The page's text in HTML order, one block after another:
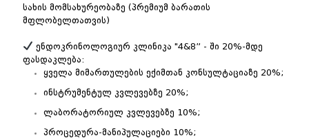
სახის მომსახურეობაზე (პრემიუმ ბარათის
მფლობელთათვის)
ენდოკრინოლოგიურ კლინიკა "4&8” - ში 20%-მდე
ფასდაკლება:
ყველა მიმართულების ექიმთან კონსულტაციაზე 20%;
ინსტრუმენტულ კვლევებზე 20%;
ლაბორატორიულ კვლევებზე 10%;
პროცედურა-მანიპულაციები 10%;